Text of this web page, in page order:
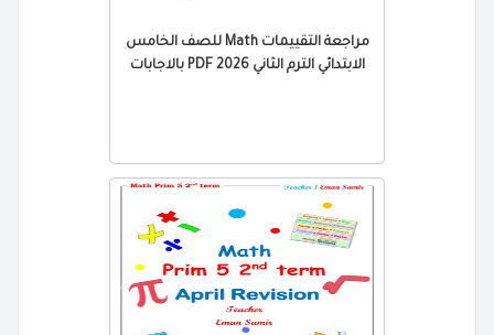
مراجعة التقييمات Math للصف الخامس
الابتدائي الترم الثاني 2026 PDF بالاجابات